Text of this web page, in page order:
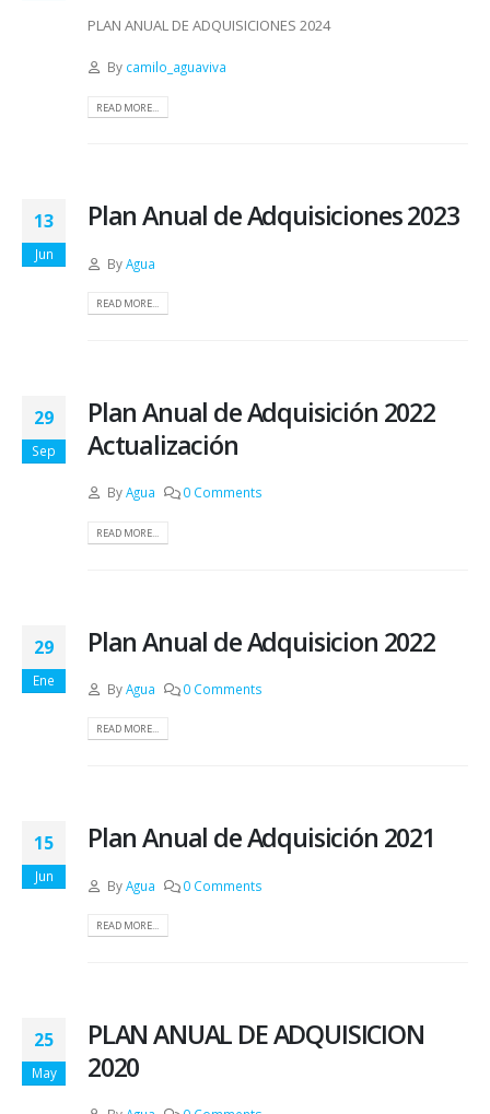
PLAN ANUAL DE ADQUISICIONES 2024
By camilo_aguaviva
READ MORE...
13
Jun
Plan Anual de Adquisiciones 2023
ByAgua
READ MORE...
29
Sep
Plan Anual de Adquisición 2022
Actualización
ByAgua 0 Comments
READ MORE...
29
Ene
Plan Anual de Adquisicion 2022
ByAgua 0 Comments
READ MORE...
15
Jun
Plan Anual de Adquisición 2021
ByAgua 0 Comments
READ MORE...
25
May
PLAN ANUAL DE ADQUISICION
2020